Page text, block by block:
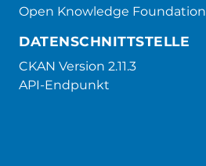
Open Knowledge Foundation
DATENSCHNITTSTELLE
CKAN Version 2.11.3
API-Endpunkt